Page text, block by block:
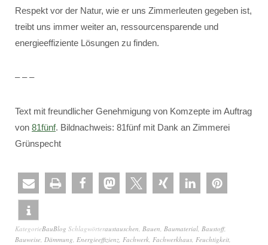
Respekt vor der Natur, wie er uns Zimmerleuten gegeben ist,
treibt uns immer weiter an, ressourcensparende und
energieeffiziente Lösungen zu finden.
– – –
Text mit freundlicher Genehmigung von Komzepte im Auftrag
von 81fünf. Bildnachweis: 81fünf mit Dank an Zimmerei
Grünspecht
KategorieBauBlog Schlagwörteraustauschen, Bauen, Baumaterial, Baustoff,
Bauweise, Dämmung, Energieeffizienz, Fachwerk, Fachwerkhaus, Feuchtigkeit,